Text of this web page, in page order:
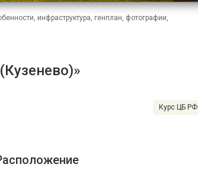
инфраструктура, генплан, фотографии,
Курс ЦБ РФ